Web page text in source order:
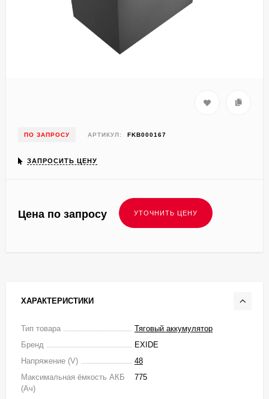
ПО ЗАПРОСУ АРТИКУЛ: FKB000167
ЗАПРОСИТЬ ЦЕНУ
Цена по запросу
ХАРАКТЕРИСТИКИ
Тип товара
Тяговый аккумулятор
Бренд
EXIDE
Напряжение (V)
48
Максимальная ёмкость АКБ
(Ач)
775